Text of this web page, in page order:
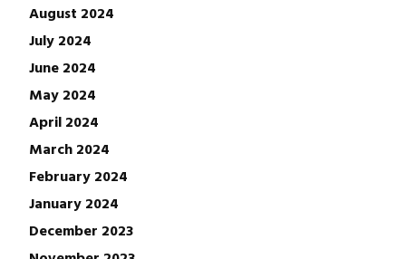
August 2024
July 2024
June 2024
May 2024
April 2024
March 2024
February 2024
January 2024
December 2023